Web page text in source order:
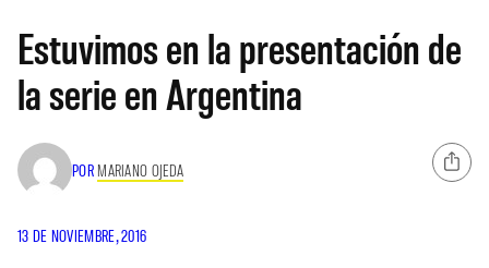
Estuvimos en la presentación de
la serie en Argentina
POR MARIANO OJEDA
13 DE NOVIEMBRE, 2016